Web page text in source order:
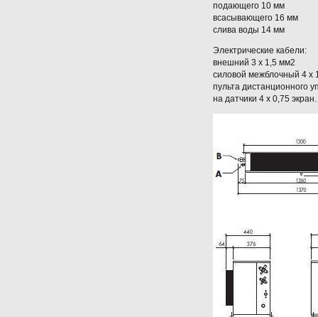
подающего 10 мм
всасывающего 16 мм
слива воды 14 мм
Электрические кабели:
внешний 3 x 1,5 мм2
силовой межблочный 4 x
пульта дистанционного
на датчики 4 x 0,75 экран.